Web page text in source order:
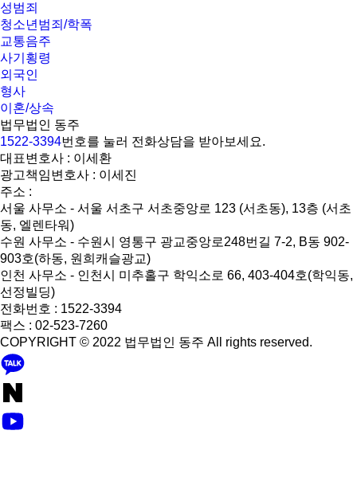
성범죄
청소년범죄/학폭
교통음주
사기횡령
외국인
형사
이혼/상속
법무법인 동주
1522-3394번호를 눌러 전화상담을 받아보세요.
대표변호사 : 이세환
광고책임변호사 : 이세진
주소 :
서울 사무소 - 서울 서초구 서초중앙로 123 (서초동), 13층 (서초
동, 엘렌타워)
수원 사무소 - 수원시 영통구 광교중앙로248번길 7-2, B동 902-
903호(하동, 원희캐슬광교)
인천 사무소 - 인천시 미추홀구 학익소로 66, 403-404호(학익동,
선정빌딩)
전화번호 : 1522-3394
팩스 : 02-523-7260
COPYRIGHT © 2022 법무법인 동주 All rights reserved.